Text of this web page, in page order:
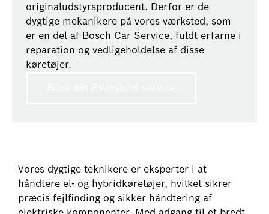
originaludstyrsproducent. Derfor er de
dygtige mekanikere på vores værksted, som
er en del af Bosch Car Service, fuldt erfarne i
reparation og vedligeholdelse af disse
køretøjer.
Vores dygtige teknikere er eksperter i at
håndtere el- og hybridkøretøjer, hvilket sikrer
præcis fejlfinding og sikker håndtering af